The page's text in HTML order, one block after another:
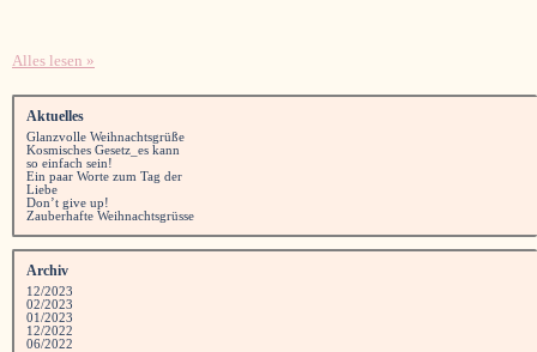
Alles lesen »
Aktuelles
Glanzvolle Weihnachtsgrüße
Kosmisches Gesetz_es kann
so einfach sein!
Ein paar Worte zum Tag der
Liebe
Don’t give up!
Zauberhafte Weihnachtsgrüsse
Archiv
12/2023
02/2023
01/2023
12/2022
06/2022